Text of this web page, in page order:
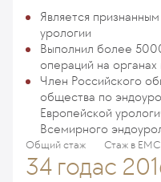
Является
урологии
Выполнил более
операций на
Член Российского
общества по
Европейской
Всемирного
Общий стаж
34 года
Стаж в ЕМС
с